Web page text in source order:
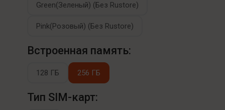
Green(Зеленый) (Без Rustore)
Pink(Розовый) (Без Rustore)
Встроенная память:
128 ГБ 256 ГБ
Тип SIM-карт: